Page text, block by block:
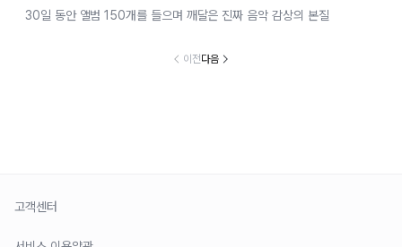
30일 동안 앨범 150개를 들으며 깨달은 진짜 음악 감상의 본질
이전다음
고객센터